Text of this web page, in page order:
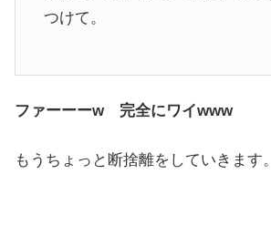
つけて。
ファーーーw 完全にワイwww
もうちょっと断捨離をしていきます。